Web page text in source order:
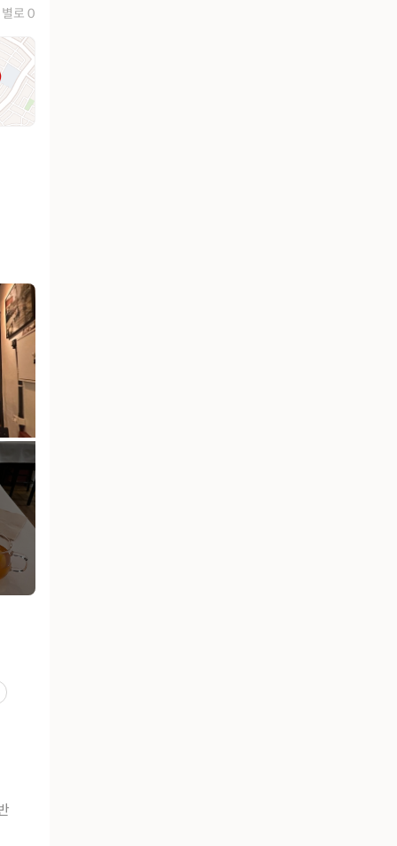
별로 0